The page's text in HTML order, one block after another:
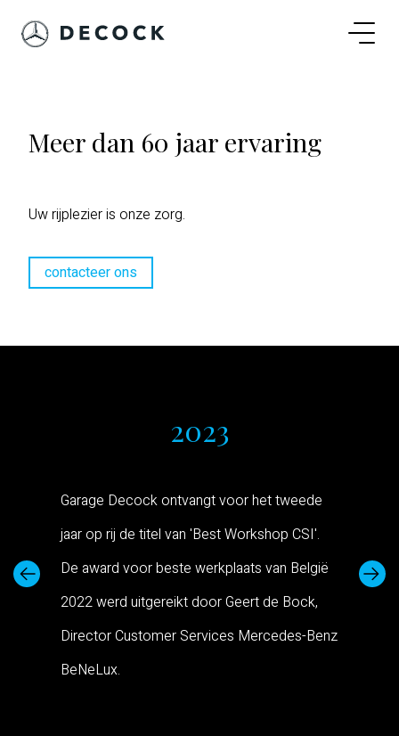
2023
Garage Decock ontvangt voor het tweede
jaar op rij de titel van 'Best Workshop CSI'.
De award voor beste werkplaats van België
2022 werd uitgereikt door Geert de Bock,
Director Customer Services Mercedes-Benz
BeNeLux.
Meer dan 60 jaar ervaring
Uw rijplezier is onze zorg.
contacteer ons